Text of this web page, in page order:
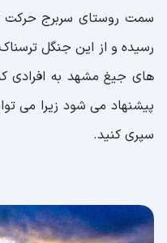
سمت روستای سربرج حرکت
رسیده و از این جنگل
های جیغ مشهد به افرادی
پیشنهاد می شود زیرا می
سپری کنید.